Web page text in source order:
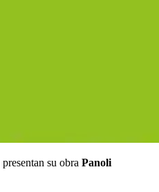
presentan su obra Panoli